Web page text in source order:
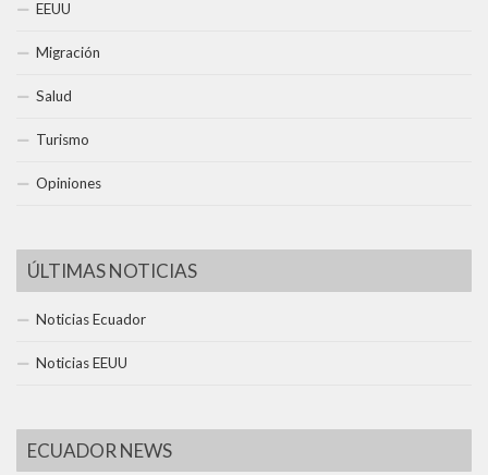
EEUU
Migración
Salud
Turismo
Opiniones
ÚLTIMAS NOTICIAS
Noticias Ecuador
Noticias EEUU
ECUADOR NEWS